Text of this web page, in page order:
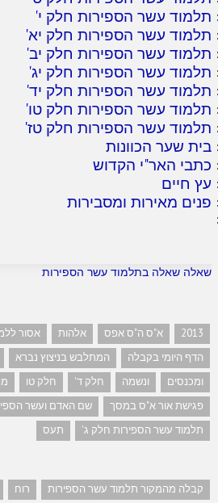
תלמוד עשר הספירות חלק י'
תלמוד עשר הספירות חלק יא'
תלמוד עשר הספירות חלק יב'
תלמוד עשר הספירות חלק יג'
תלמוד עשר הספירות חלק יד'
תלמוד עשר הספירות חלק טו'
תלמוד עשר הספירות חלק טז'
בית שער הכוונות
כתבי האר"י הקדוש
עץ חיים
פנים מאירות ומסבירות
שאלה שאלה בתלמוד עשר הספירות
2013 א"ס ה"ס אפס אלהות אסור
הדף היומי בקבלה
המתלבש בניצוץ נברא
ומכנסים
ונשמה חלק ד' חלק טו
פגישת אור א"ס במסך
שם האדם ועשר
תלמוד עשר הספירות חלק ג'
תעס
קבלה מהמקור תלמוד עשר הספירות רוח